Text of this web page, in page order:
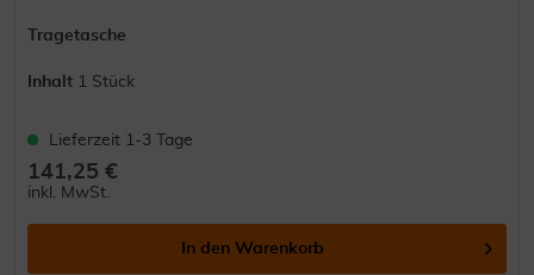
Tragetasche
Inhalt 1 Stück
Lieferzeit 1-3 Tage
141,25 €
inkl. MwSt.
In den Warenkorb